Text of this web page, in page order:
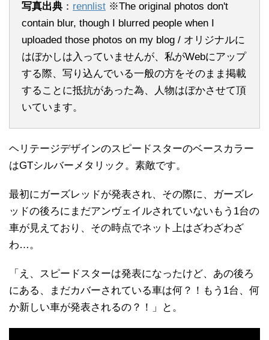
写真出典 ： rennlist ※The original photos don't
contain blur, though I blurred people when I
uploaded those photos on my blog / オリジナルに
はぼかしは入っていませんが、私がWebにアップ
する際、写り込んでいる一般の方をそのまま掲載
することに抵抗があった為、人物はぼかさせて頂
いています。
ヘリテージデザインのスピードスターのベースカラー
はGTシルバーメタリック。素敵です。
最初にガーズレッドが発表され、その際に、ガーズレ
ッドの後ろにまだアンヴェイルされていないもう1台の
車が見えており、その時点でネット上はざわざわざ
わ…。
「え、スピードスターは発表になったけど、あの後ろ
にある、まだカバーされている車は何？！もう1台、何
か新しい車が発表されるの？！」と。